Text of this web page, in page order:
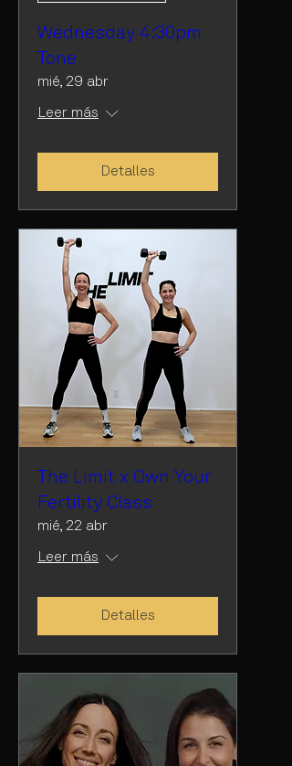
Wednesday 4:30pm
Tone
mié, 29 abr
Leer más
Detalles
The Limit x Own Your
Fertility Class
mié, 22 abr
Leer más
Detalles